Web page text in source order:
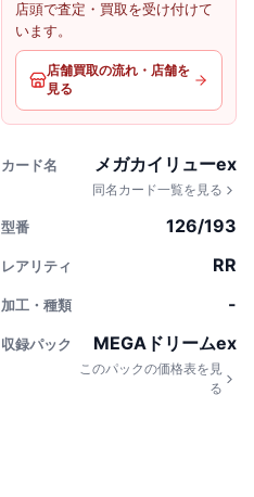
店頭で査定・買取を受け付けて
います。
店舗買取の流れ・店舗を
見る
カード名 メガカイリューex
同名カード一覧を見る
型番 126/193
レアリティ RR
加工・種類 -
収録パック MEGAドリームex
このパックの価格表を見
る